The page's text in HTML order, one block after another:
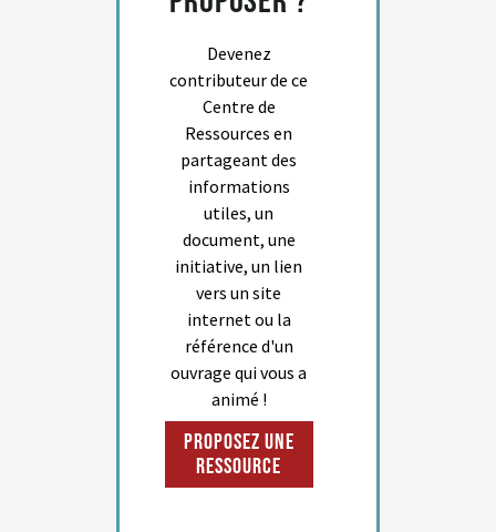
Devenez
contributeur de ce
Centre de
Ressources en
partageant des
informations
utiles, un
document, une
initiative, un lien
vers un site
internet ou la
référence d'un
ouvrage qui vous a
animé !
Proposez une
ressource